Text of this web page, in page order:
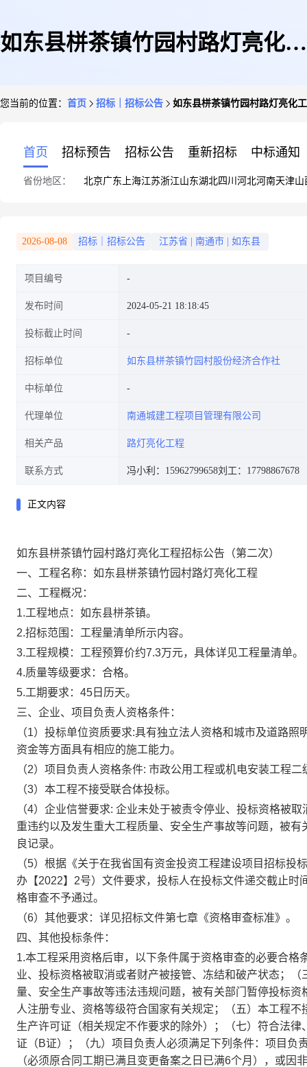
如东县栟茶镇竹园村路灯亮化工
您当前的位置： 首页 招标｜招标公告 如东县栟茶镇竹园村路灯亮化
首页 招标预告 招标公告 重新招标 中标通知
省份地区： 北京广东 上海江苏浙江山东湖北四川 河北河南天津山
2026-08-08 招标｜招标公告 江苏省 南通市 如东县
项目编号
发布时间 2024-05-21 18:18:45
投标截止时间
招标单位 如东县栟茶镇竹园村股份经济合作社
中标单位
代理单位 南通城建工程项目管理有限公司
相关产品 路灯亮化工程
联系方式 冯小利：15962799658刘工：17798867678
正文内容
如东县栟茶镇竹园村路灯亮化工程招标公告 （第二次）
一、工程名称：如东县栟茶镇竹园村路灯亮化工程
二、工程概况：
1.工程地点：如东县栟茶镇。
2.招标范围：工程量清单所示内容。
3.工程规模：工程预算价约7.3万元，具体详见工程量清单。
4.质量等级要求：合格。
5.工期要求： 45 日历天。
三、企业、项目负责人资格条件：
（1）投标单位资质要求:具有独立法人资格和城市及道路照
资金等方面具有相应的施工能力。
（2）项目负责人资格条件: 市政公用工程或机电安装工程
（3）本工程不接受联合体投标。
（4）企业信誉要求: 企业未处于被责令停业、投标资格被
重违约以及发生重大工程质量、安全生产事故等问题，被
良记录。
（5）根据《关于在我省国有资金投资工程建设项目招标投
办【2022】 2号）文件要求，投标人在投标文件递交截止时
格审查不予通过。
（6）其他要求：详见招标文件第七章《资格审查标准》。
四、其他投标条件：
1.本工程采用资格后审，以下条件属于资格审查的必要合
业、投标资格被取消或者财产被接管、冻结和破产状态；
量、安全生产事故等违法违规问题，被有关部门暂停投标
人注册专业、资格等级符合国家有关规定；（五）本工程
生产许可证（相关规定不作要求的除外）；（七）符合法
证（B证）；（九）项目负责人必须满足下列条件：项目负
（必须原合同工期已满且变更备案之日已满6个月），或因